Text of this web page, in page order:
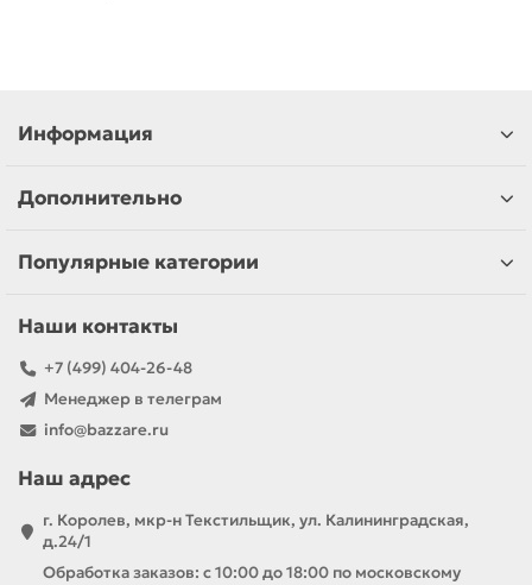
Информация
Дополнительно
Популярные категории
Наши контакты
+7 (499) 404-26-48
Менеджер в телеграм
info@bazzare.ru
Наш адрес
г. Королев, мкр-н Текстильщик, ул. Калининградская,
д.24/1
Обработка заказов: с 10:00 до 18:00 по московскому